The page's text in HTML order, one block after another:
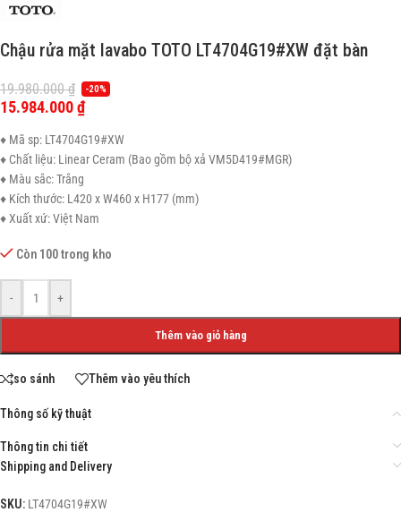
Chậu rửa mặt lavabo TOTO LT4704G19#XW đặt bàn
19.980.000₫ -20%
15.984.000₫
♦ Mã sp: LT4704G19#XW
♦ Chất liệu: Linear Ceram (Bao gồm bộ xả VM5D419#MGR)
♦ Màu sắc: Trắng
♦ Kích thước: L420 x W460 x H177 (mm)
♦ Xuất xứ: Việt Nam
Còn 100 trong kho
- +
Thêm vào giỏ hàng
so sánh Thêm vào yêu thích
Thông số kỹ thuật
Thông tin chi tiết
Shipping and Delivery
SKU: LT4704G19#XW